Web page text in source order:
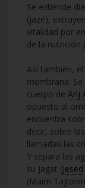
Se extiende
(jazé),
vitalidad por
de la nutrición
Así también, el
membrana.
cuerpo de Arij
opuesto al
encuentra
decir, sobre
llamadas las
Y separa las
su Jagat (Jesed
(Maim